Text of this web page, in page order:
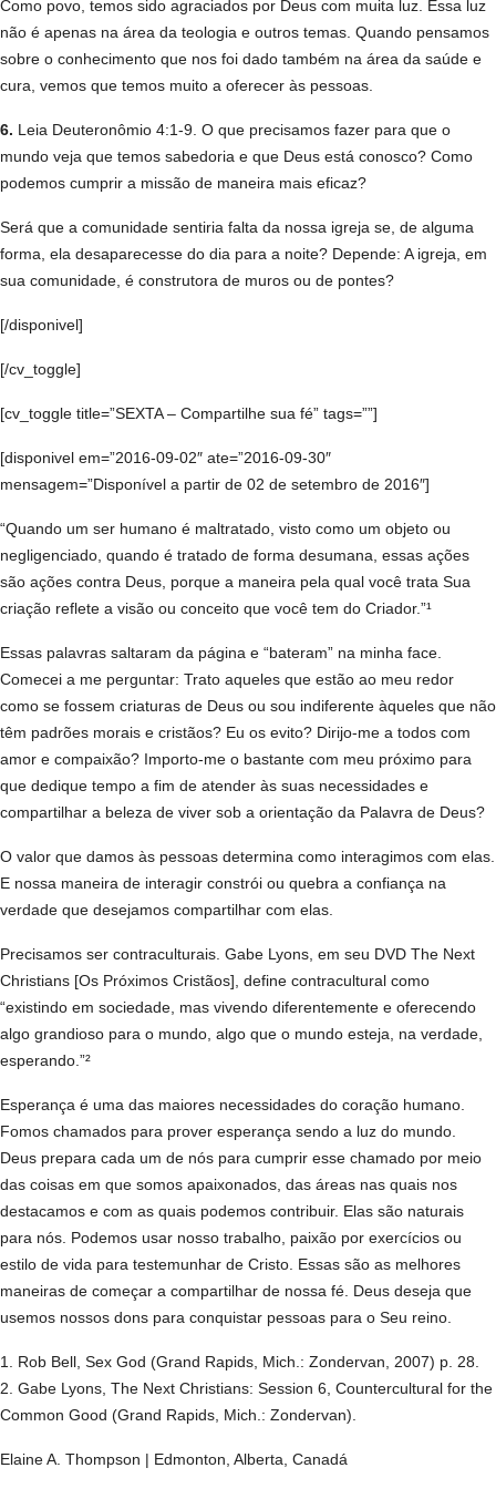
Como povo, temos sido agraciados por Deus com muita luz. Essa luz
não é apenas na área da teologia e outros temas. Quando pensamos
sobre o conhecimento que nos foi dado também na área da saúde e
cura, vemos que temos muito a oferecer às pessoas.
6. Leia Deuteronômio 4:1-9. O que precisamos fazer para que o
mundo veja que temos sabedoria e que Deus está conosco? Como
podemos cumprir a missão de maneira mais eficaz?
Será que a comunidade sentiria falta da nossa igreja se, de alguma
forma, ela desaparecesse do dia para a noite? Depende: A igreja, em
sua comunidade, é construtora de muros ou de pontes?
[/disponivel]
[/cv_toggle]
[cv_toggle title=”SEXTA – Compartilhe sua fé” tags=””]
[disponivel em=”2016-09-02″ ate=”2016-09-30″
mensagem=”Disponível a partir de 02 de setembro de 2016″]
“Quando um ser humano é maltratado, visto como um objeto ou
negligenciado, quando é tratado de forma desumana, essas ações
são ações contra Deus, porque a maneira pela qual você trata Sua
criação reflete a visão ou conceito que você tem do Criador.”¹
Essas palavras saltaram da página e “bateram” na minha face.
Comecei a me perguntar: Trato aqueles que estão ao meu redor
como se fossem criaturas de Deus ou sou indiferente àqueles que não
têm padrões morais e cristãos? Eu os evito? Dirijo-­me a todos com
amor e compaixão? Importo-me o bastante com meu próximo para
que dedique tempo a fim de atender às suas necessidades e
compartilhar a beleza de viver sob a orientação da Palavra de Deus?
O valor que damos às pessoas determina como interagimos com elas.
E nossa maneira de interagir constrói ou quebra a confiança na
verdade que desejamos compartilhar com elas.
Precisamos ser contraculturais. Gabe Lyons, em seu DVD The Next
Christians [Os Próximos Cristãos], define contracultural como
“existindo em sociedade, mas vivendo diferentemente e oferecendo
algo grandioso para o mundo, algo que o mundo esteja, na verdade,
esperando.”²
Esperança é uma das maiores necessidades do coração humano.
Fomos chamados para prover esperança sendo a luz do mundo.
Deus prepara cada um de nós para cumprir esse chamado por meio
das coisas em que somos apaixonados, das áreas nas quais nos
destacamos e com as quais podemos contribuir. Elas são naturais
para nós. Podemos usar nosso trabalho, paixão por exercícios ou
estilo de vida para testemunhar de Cristo. Essas são as melhores
maneiras de começar a compartilhar de nossa fé. Deus deseja que
usemos nossos dons para conquistar pessoas para o Seu reino.
1. Rob Bell, Sex God (Grand Rapids, Mich.: Zondervan, 2007) p. 28.
2. Gabe Lyons, The Next Christians: Session 6, Countercultural for the
Common Good (Grand Rapids, Mich.: Zondervan).
Elaine A. Thompson | Edmonton, Alberta, Canadá